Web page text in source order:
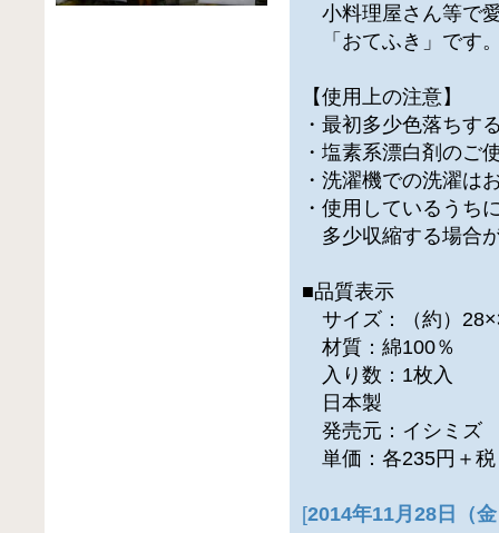
小料理屋さん等で
「おてふき」です
【使用上の注意】
・最初多少色落ちす
・塩素系漂白剤のご
・洗濯機での洗濯は
・使用しているうち
多少収縮する場合
■品質表示
サイズ：（約）
材質：綿100％
入り数：1枚入
日本製
発売元：イシミズ
単価：各235円＋税
[2014年11月28日（